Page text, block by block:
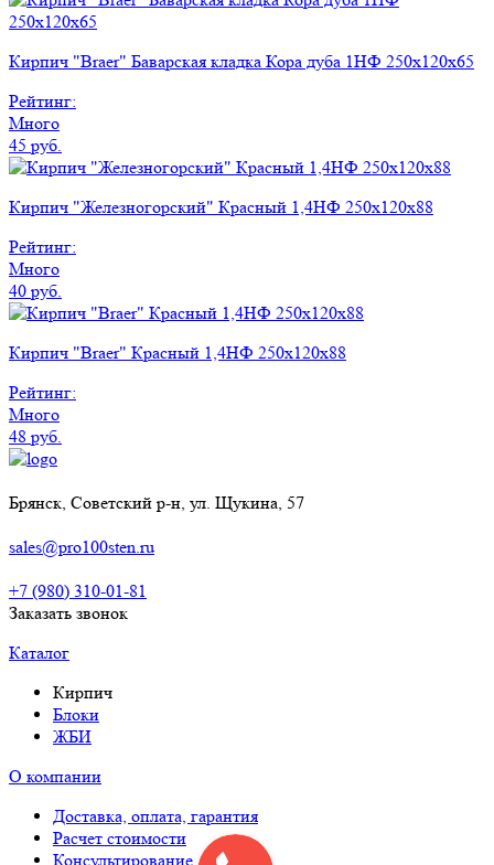
Кирпич "Braer" Баварская кладка Кора дуба 1НФ 250х120х65
Рейтинг:
Много
45 руб.
Кирпич "Железногорский" Красный 1,4НФ 250х120х88
Рейтинг:
Много
40 руб.
Кирпич "Braer" Красный 1,4НФ 250х120х88
Рейтинг:
Много
48 руб.
Брянск, Советский р-н, ул. Щукина, 57
sales@pro100sten.ru
+7 (980) 310-01-81
Заказать звонок
Каталог
Кирпич
Блоки
ЖБИ
О компании
Доставка, оплата, гарантия
Расчет стоимости
Консультирование